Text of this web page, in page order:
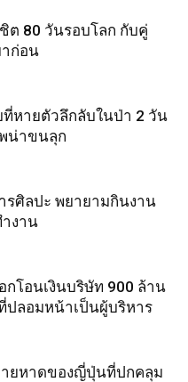
ต 80 วันรอบโลก กับคู่
าก่อน
ที่หายตัวลึกลับในป่า 2 วัน
น่าขนลุก
รศิลปะ พยายามกินงาน
งาน
โอนเงินบริษัท 900 ล้าน
ปลอมหน้าเป็นผู้บริหาร
ยหาดของญี่ปุ่นที่ปกคลุม